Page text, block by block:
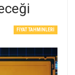
FIYAT TAHMINLERI